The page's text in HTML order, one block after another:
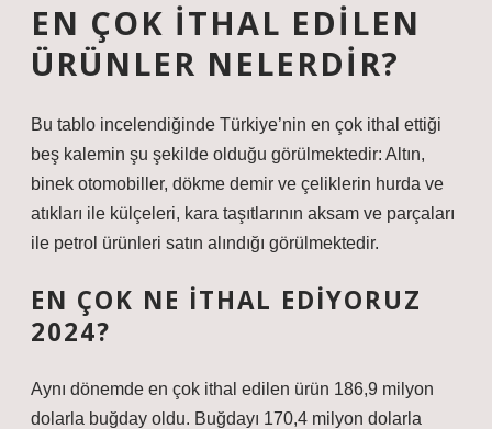
EN ÇOK ITHAL EDILEN
ÜRÜNLER NELERDIR?
Bu tablo incelendiğinde Türkiye’nin en çok ithal ettiği
beş kalemin şu şekilde olduğu görülmektedir: Altın,
binek otomobiller, dökme demir ve çeliklerin hurda ve
atıkları ile külçeleri, kara taşıtlarının aksam ve parçaları
ile petrol ürünleri satın alındığı görülmektedir.
EN ÇOK NE ITHAL EDIYORUZ
2024?
Aynı dönemde en çok ithal edilen ürün 186,9 milyon
dolarla buğday oldu. Buğdayı 170,4 milyon dolarla